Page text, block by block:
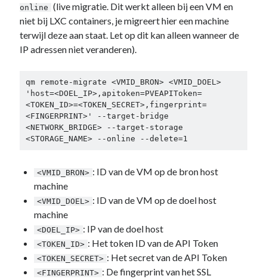
online (live migratie. Dit werkt alleen bij een VM en
niet bij LXC containers, je migreert hier een machine
terwijl deze aan staat. Let op dit kan alleen wanneer de
IP adressen niet veranderen).
qm remote-migrate <VMID_BRON> <VMID_DOEL>
'host=<DOEL_IP>,apitoken=PVEAPIToken=
<TOKEN_ID>=<TOKEN_SECRET>,fingerprint=
<FINGERPRINT>' --target-bridge
<NETWORK_BRIDGE> --target-storage
<STORAGE_NAME> --online --delete=1
<VMID_BRON> : ID van de VM op de bron host
machine
<VMID_DOEL> : ID van de VM op de doel host
machine
<DOEL_IP> : IP van de doel host
<TOKEN_ID> : Het token ID van de API Token
<TOKEN_SECRET> : Het secret van de API Token
<FINGERPRINT> : De fingerprint van het SSL